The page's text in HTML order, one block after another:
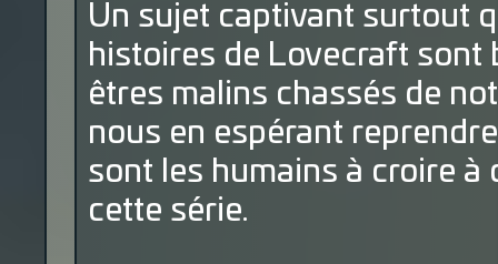
Un sujet captivant surtout
histoires de Lovecraft sont
êtres malins chassés de
nous en espérant
sont les humains à croire
cette série.